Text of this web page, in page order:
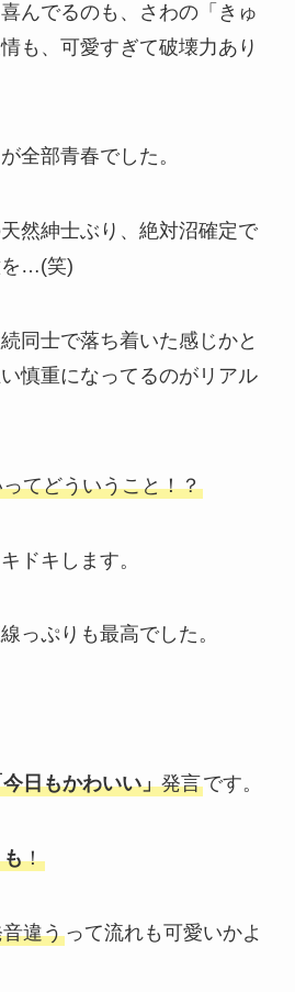
んでるのも、さわの「きゅ
も、可愛すぎて破壊力あり
全部青春でした。
然紳士ぶり、絶対沼確定で
を…(笑)
同士で落ち着いた感じかと
慎重になってるのがリアル
てどういうこと！？
ドキします。
っぷりも最高でした。
日もかわいい」発言です。
も！
違うって流れも可愛いかよ